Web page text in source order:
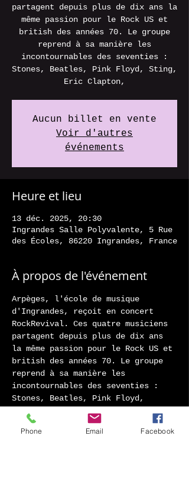
partagent depuis plus de dix ans la
même passion pour le Rock US et
british des années 70. Le groupe
reprend à sa manière les
incontournables des seventies :
Stones, Beatles, Pink Floyd, Sting,
Eric Clapton,
Aucun billet en vente
Voir d'autres
événements
Heure et lieu
13 déc. 2025, 20:30
Ingrandes Salle Polyvalente, 5 Rue
des Écoles, 86220 Ingrandes, France
À propos de l'événement
Arpèges, l'école de musique
d'Ingrandes, reçoit en concert
RockRevival. Ces quatre musiciens
partagent depuis plus de dix ans
la même passion pour le Rock US et
british des années 70. Le groupe
reprend à sa manière les
incontournables des seventies :
Stones, Beatles, Pink Floyd,
soirée festive!
entrée : 10€
Phone Email Facebook